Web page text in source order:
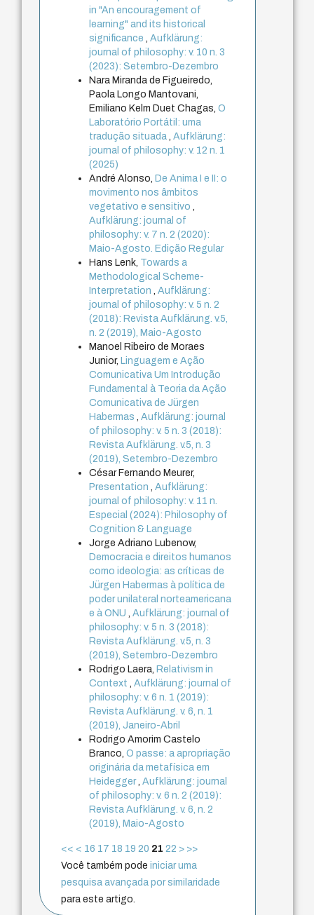
in "An encouragement of
learning" and its historical
significance
,Aufklärung:
journal of philosophy: v. 10 n. 3
(2023): Setembro-Dezembro
Nara Miranda de Figueiredo,
Paola Longo Mantovani,
Emiliano Kelm Duet Chagas,O
Laboratório Portátil: uma
tradução situada ,Aufklärung:
journal of philosophy: v. 12 n. 1
(2025)
André Alonso,De Anima I e II: o
movimento nos âmbitos
vegetativo e sensitivo
Aufklärung: journal of
philosophy: v. 7 n. 2 (2020):
Maio-Agosto. Edição Regular
Hans Lenk, Towards a
Methodological Scheme-
Interpretation
,Aufklärung:
journal of philosophy: v. 5 n. 2
(2018): Revista Aufklärung. v.5,
n. 2 (2019), Maio-Agosto
Manoel Ribeiro de Moraes
Junior,Linguagem e Ação
Comunicativa Um Introdução
Fundamental à Teoria da Ação
Comunicativa de Jürgen
Habermas
,Aufklärung: journal
of philosophy: v. 5 n. 3 (2018):
Revista Aufklärung. v.5, n. 3
(2019), Setembro-Dezembro
César Fernando Meurer,
Presentation
,Aufklärung:
journal of philosophy: v. 11 n.
Especial (2024): Philosophy of
Cognition & Language
Jorge Adriano Lubenow,
Democracia e direitos humanos
como ideologia: as críticas de
Jürgen Habermas à política de
poder unilateral norteamericana
e à ONU
,Aufklärung: journal of
philosophy: v. 5 n. 3 (2018):
Revista Aufklärung. v.5, n. 3
(2019), Setembro-Dezembro
Rodrigo Laera,Relativism in
Context
,Aufklärung: journal of
philosophy: v. 6 n. 1 (2019):
Revista Aufklärung. v. 6, n. 1
(2019), Janeiro-Abril
Rodrigo Amorim Castelo
Branco,O passe: a apropriação
originária da metafísica em
Heidegger ,Aufklärung: journal
of philosophy: v. 6 n. 2 (2019):
Revista Aufklärung. v. 6, n. 2
(2019), Maio-Agosto
<< < 16 17 18 19 20 21 22 > >>
Você também podeiniciar uma
pesquisa avançada por similaridade
para este artigo.